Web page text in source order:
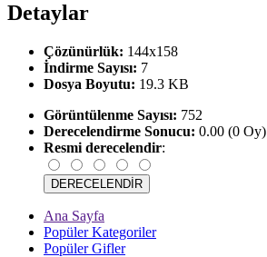
Detaylar
Çözünürlük: 144x158
İndirme Sayısı: 7
Dosya Boyutu: 19.3 KB
Görüntülenme Sayısı: 752
Derecelendirme Sonucu: 0.00 (0 Oy)
Resmi derecelendir:
Ana Sayfa
Popüler Kategoriler
Popüler Gifler